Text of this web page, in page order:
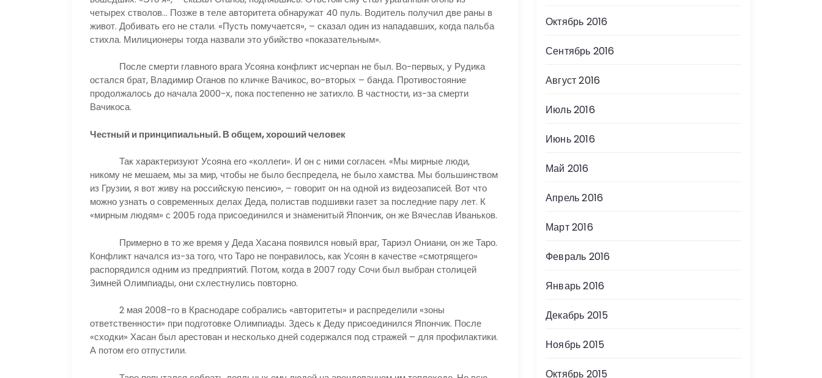
четырех стволов… Позже в теле авторитета обнаружат 40 пуль. Водитель получил две раны в
живот. Добивать его не стали. «Пусть помучается», – сказал один из нападавших, когда пальба
стихла. Милиционеры тогда назвали это убийство «показательным».
После смерти главного врага Усояна конфликт исчерпан не был. Во-первых, у Рудика
остался брат, Владимир Оганов по кличке Вачикос, во-вторых – банда. Противостояние
продолжалось до начала 2000-х, пока постепенно не затихло. В частности, из-за смерти
Вачикоса.
Честный и принципиальный. В общем, хороший человек
Так характеризуют Усояна его «коллеги». И он с ними согласен. «Мы мирные люди,
никому не мешаем, мы за мир, чтобы не было беспредела, не было хамства. Мы большинством
из Грузии, я вот живу на российскую пенсию», – говорит он на одной из видеозаписей. Вот что
можно узнать о современных делах Деда, полистав подшивки газет за последние пару лет. К
«мирным людям» с 2005 года присоединился и знаменитый Япончик, он же Вячеслав Иваньков.
Примерно в то же время у Деда Хасана появился новый враг, Тариэл Ониани, он же Таро.
Конфликт начался из-за того, что Таро не понравилось, как Усоян в качестве «смотрящего»
распорядился одним из предприятий. Потом, когда в 2007 году Сочи был выбран столицей
Зимней Олимпиады, они схлестнулись повторно.
2 мая 2008-го в Краснодаре собрались «авторитеты» и распределили «зоны
ответственности» при подготовке Олимпиады. Здесь к Деду присоединился Япончик. После
«сходки» Хасан был арестован и несколько дней содержался под стражей – для профилактики.
А потом его отпустили.
Октябрь 2016
Сентябрь 2016
Август 2016
Июль 2016
Июнь 2016
Май 2016
Апрель 2016
Март 2016
Февраль 2016
Январь 2016
Декабрь 2015
Ноябрь 2015
Октябрь 2015